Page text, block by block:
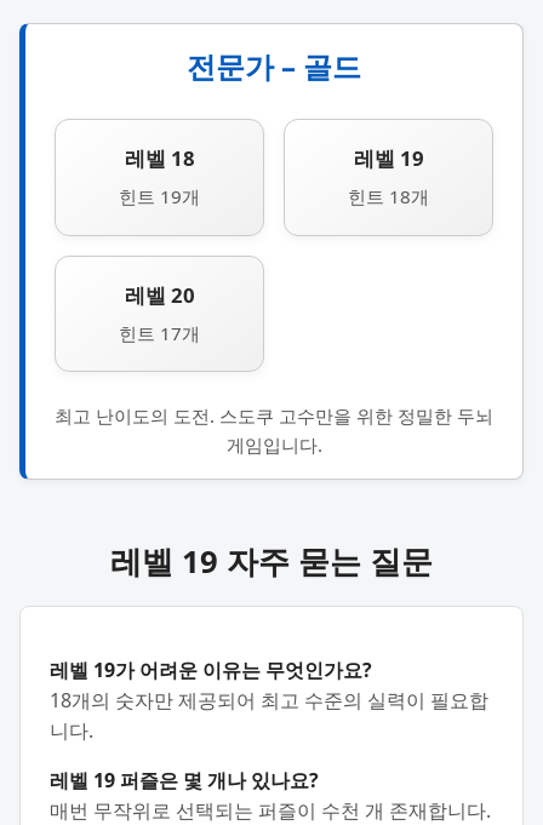
전문가 – 골드
레벨 18
힌트 19개
레벨 19
힌트 18개
레벨 20
힌트 17개
최고 난이도의 도전. 스도쿠 고수만을 위한 정밀한 두뇌
게임입니다.
레벨 19 자주 묻는 질문
레벨 19가 어려운 이유는 무엇인가요?
18개의 숫자만 제공되어 최고 수준의 실력이 필요합
니다.
레벨 19 퍼즐은 몇 개나 있나요?
매번 무작위로 선택되는 퍼즐이 수천 개 존재합니다.